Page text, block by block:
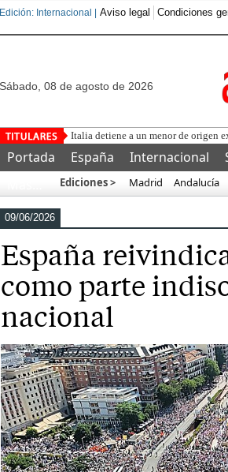
Edición: Internacional | Aviso legal Condiciones
sábado, 08 de agosto de 2026
Una asoc
Portada España Internacional
Ediciones > Madrid Andalucía
09/06/2026
España
como parte
nacional